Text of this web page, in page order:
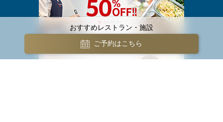
おすすめレストラン・施設
ご予約はこちら